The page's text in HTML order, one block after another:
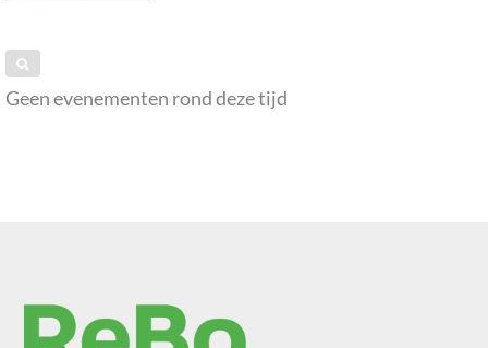
Geen evenementen rond deze tijd